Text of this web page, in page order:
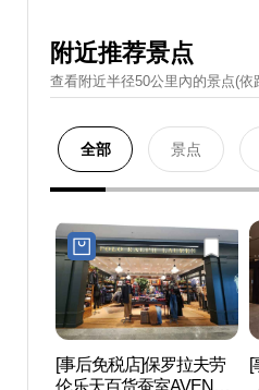
附近推荐景点
查看附近半径50公里內的景点(依
全部 景点
[事后免税店]保罗拉夫劳
伦乐天百货蚕室AVENUE
[